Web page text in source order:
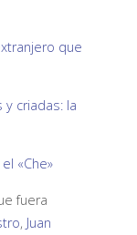
que
criadas: la
«Che»
fuera
, Juan